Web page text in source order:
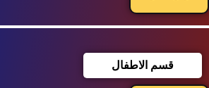
قسم الاطفال